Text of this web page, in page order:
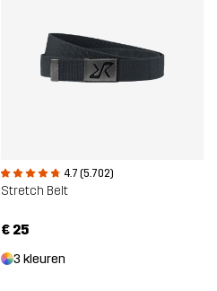
4.7 (5.702)
Stretch Belt
€ 25
3 kleuren